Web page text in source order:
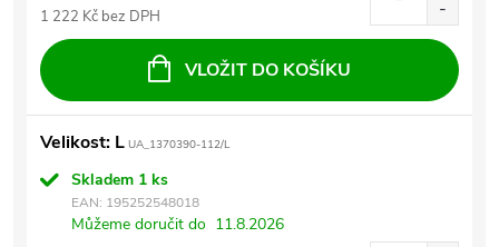
1 222 Kč bez DPH
VLOŽIT DO KOŠÍKU
Velikost: L UA_1370390-112/L
Skladem 1 ks
EAN: 195252548018
Můžeme doručit do 11.8.2026